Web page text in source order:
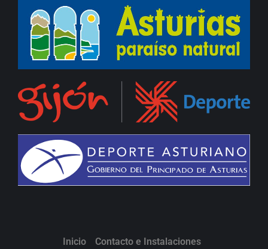
Inicio Contacto e Instalaciones